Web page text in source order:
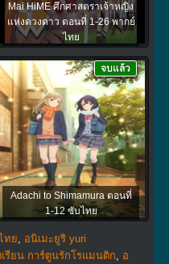
Mai HiME ศึกศาสตราเจ้าหญิง
แห่งดวงดาว ตอนที่ 1-26 พากย์
ไทย
Adachi to Shimamura ตอนที่
1-12 ซับไทย
จบแล้ว
ทย, อนิเมะยูริ yuri
รียน การ์ตูนรักโรแมนติก, อ